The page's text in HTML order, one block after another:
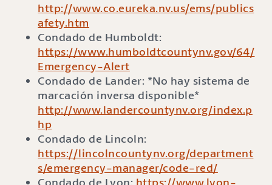
http://www.co.eureka.nv.us/ems/publics
afety.htm
Condado de Humboldt:
https://www.humboldtcountynv.gov/64/
Emergency-Alert
Condado de Lander: *No hay sistema de
marcación inversa disponible*
http://www.landercountynv.org/index.p
hp
Condado de Lincoln:
https://lincolncountynv.org/department
s/emergency-manager/code-red/